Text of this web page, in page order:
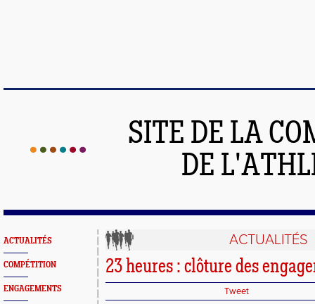
SITE DE LA
DE
ACTUALITÉS
COMPÉTITION
ENGAGEMENTS
ACTUALITÉS
23 heures : clôture des
Tweet